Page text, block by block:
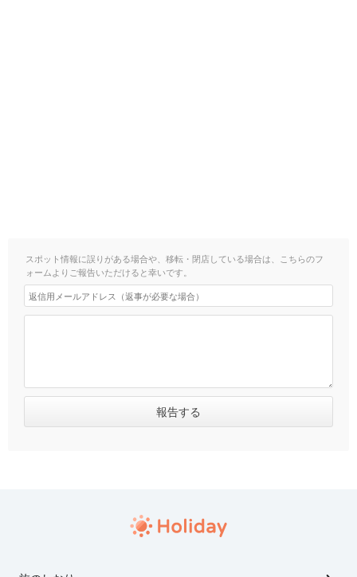
スポット情報に誤りがある場合や、移転・閉店している場合は、こちらのフ
ォームよりご報告いただけると幸いです。